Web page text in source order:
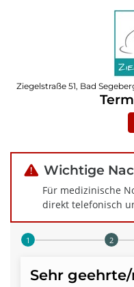
Ziegelstraße 51, Bad
Wichtige
Für medizinische
direkt telefonisch
Step 1 of 4
Sehr